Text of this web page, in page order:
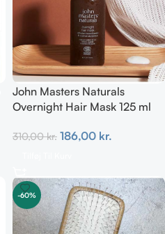
John Masters Naturals
Overnight Hair Mask 125 ml
310,00kr. 186,00 kr.
-60%